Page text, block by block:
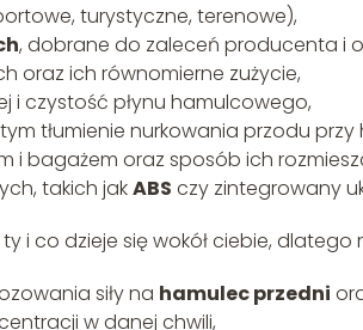
turystyczne, terenowe),
, dobrane do zaleceń producenta i
oraz ich równomierne zużycie,
i czystość płynu hamulcowego,
tłumienie nurkowania przodu
i bagażem oraz sposób ich
takich jakABS czy zintegrowany
i co dzieje się wokół ciebie,
siły na hamulec przedni
w danej chwili,